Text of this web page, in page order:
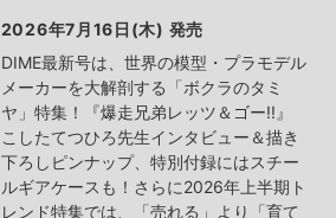
2026年7月16日(木) 発売
DIME最新号は、世界の模型・プラモデル
メーカーを大解剖する「ボクラのタミ
ヤ」特集！『爆走兄弟レッツ＆ゴー!!』
こしたてつひろ先生インタビュー＆描き
下ろしピンナップ、特別付録にはスチー
ルギアケースも！さらに2026年上半期ト
レンド特集では、「売れる」より「育て